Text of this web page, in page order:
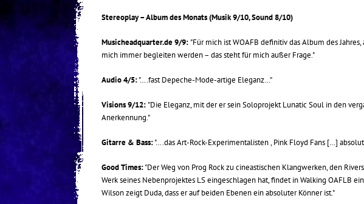
Stereoplay – Album des Monats (Musik 9/10, Sound 8/10)
Musicheadquarter.de 9/9: "Für mich ist WOAFB definitiv das Album des
mich immer begleiten werden – das steht für mich außer Frage."
Audio 4/5:"….fast Depeche-Mode-artige Eleganz…"
Visions 9/12: "Die Eleganz, mit der er sein Soloprojekt Lunatic Soul in den
Anerkennung."
Gitarre & Bass:"….das Art-Rock-Experimentalisten , Pink Floyd Fans […]
Good Times:"Der Weg von Prog Rock zu cineastischen Klangwerken, den
Werk seines Nebenprojektes LS eingeschlagen hat, findet in Walking OAFLB
Wilson zeigt Duda, dass er auf beiden Ebenen ein absoluter Könner ist."